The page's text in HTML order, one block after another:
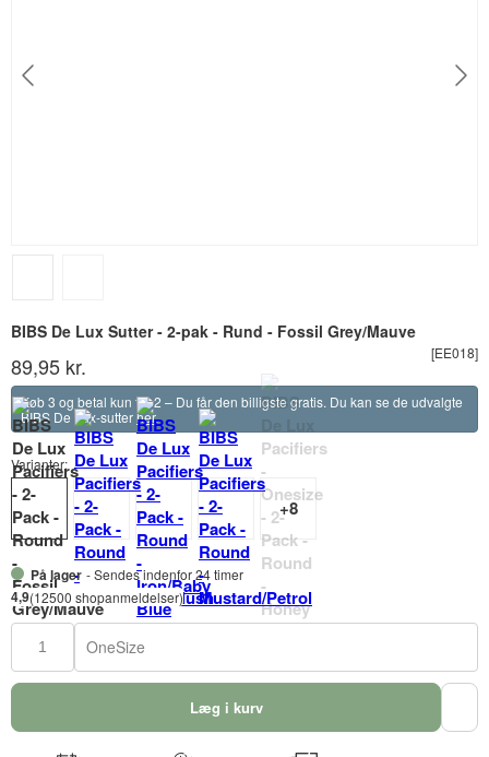
BIBS De Lux Sutter - 2-pak - Rund - Fossil Grey/Mauve
[EE018]
89,95 kr.
Køb 3 og betal kun for 2 – Du får den billigste gratis. Du kan se de udvalgte
BIBS De Lux-sutterher.
Varianter:
På lager - Sendes indenfor 24 timer
4,9(12500 shopanmeldelser)
OneSize
Læg i kurv